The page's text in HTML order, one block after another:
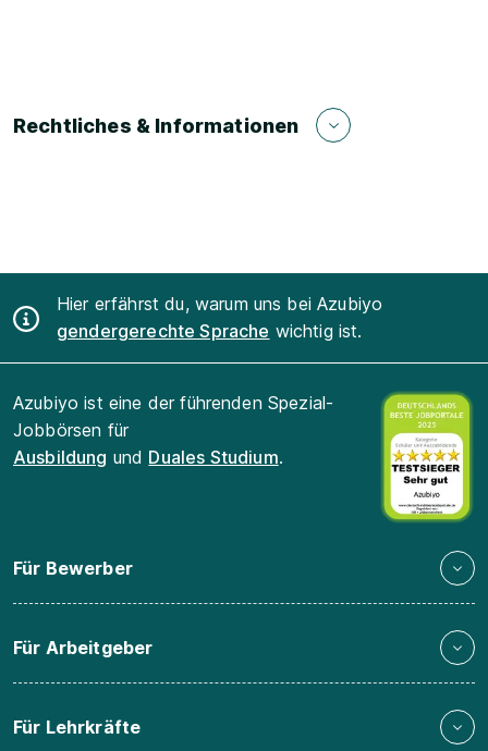
Rechtliches & Informationen
Hier erfährst du, warum uns bei Azubiyo
gendergerechte Sprache wichtig ist.
Azubiyo ist eine der führenden Spezial-
Jobbörsen für
Ausbildung und Duales Studium.
Für Bewerber
Für Arbeitgeber
Für Lehrkräfte